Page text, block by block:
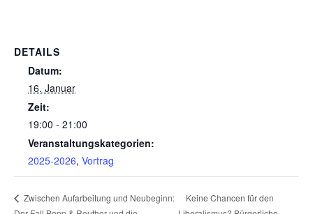
DETAILS
Datum:
16. Januar
Zeit:
19:00 - 21:00
Veranstaltungskategorien:
2025-2026, Vortrag
Zwischen Aufarbeitung und Neubeginn:
Keine Chancen für den